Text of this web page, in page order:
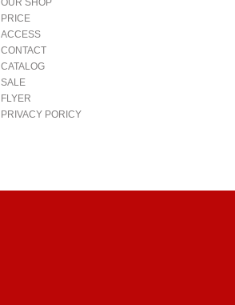
OUR SHOP
PRICE
ACCESS
CONTACT
CATALOG
SALE
FLYER
PRIVACY PORICY